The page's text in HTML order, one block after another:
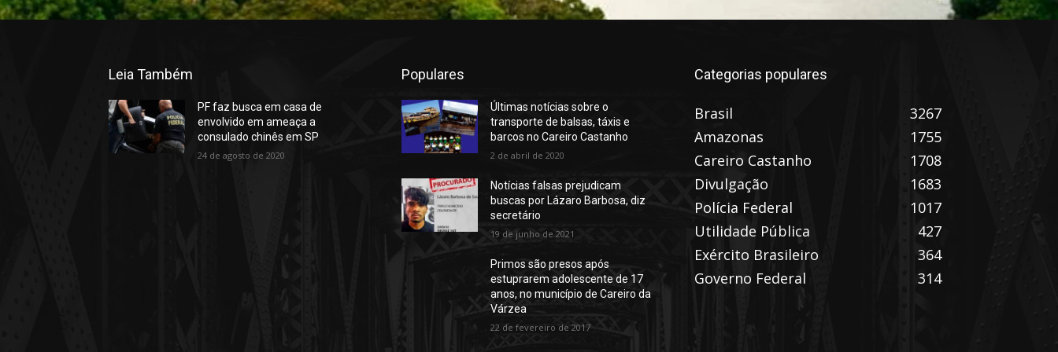
Leia Também
PF faz busca em casa de
envolvido em ameaça a
consulado chinês em SP
24 de agosto de 2020
Populares
Últimas notícias sobre o
transporte de balsas, táxis e
barcos no Careiro Castanho
2 de abril de 2020
Notícias falsas prejudicam
buscas por Lázaro Barbosa, diz
secretário
19 de junho de 2021
Primos são presos após
estuprarem adolescente de 17
anos, no município de Careiro da
Várzea
22 de fevereiro de 2017
Categorias populares
Brasil
3267
Amazonas
1755
Careiro Castanho
1708
Divulgação
1683
Polícia Federal
1017
Utilidade Pública
427
Exército Brasileiro
364
Governo Federal
314